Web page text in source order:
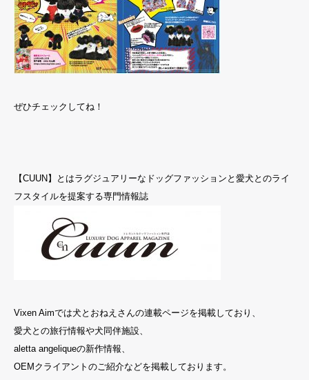
ぜひチェックしてね！
【CUUN】とはラグジュアリーなドッグファッションと愛犬とのライ
フスタイルを提案する専門情報誌
Vixen Aimでは犬とおねえさんの連載ページを掲載しており、
愛犬との旅行情報や犬同伴施設、
aletta angeliqueの新作情報、
OEMクライアントのご紹介などを掲載しております。